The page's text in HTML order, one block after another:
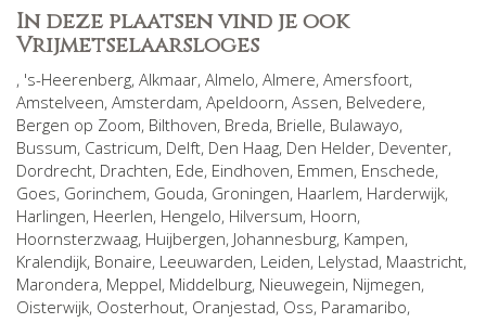
In deze plaatsen vind je ook
Vrijmetselaarsloges
, 's-Heerenberg, Alkmaar, Almelo, Almere, Amersfoort,
Amstelveen, Amsterdam, Apeldoorn, Assen, Belvedere,
Bergen op Zoom, Bilthoven, Breda, Brielle, Bulawayo,
Bussum, Castricum, Delft, Den Haag, Den Helder, Deventer,
Dordrecht, Drachten, Ede, Eindhoven, Emmen, Enschede,
Goes, Gorinchem, Gouda, Groningen, Haarlem, Harderwijk,
Harlingen, Heerlen, Hengelo, Hilversum, Hoorn,
Hoornsterzwaag, Huijbergen, Johannesburg, Kampen,
Kralendijk, Bonaire, Leeuwarden, Leiden, Lelystad, Maastricht,
Marondera, Meppel, Middelburg, Nieuwegein, Nijmegen,
Oisterwijk, Oosterhout, Oranjestad, Oss, Paramaribo,